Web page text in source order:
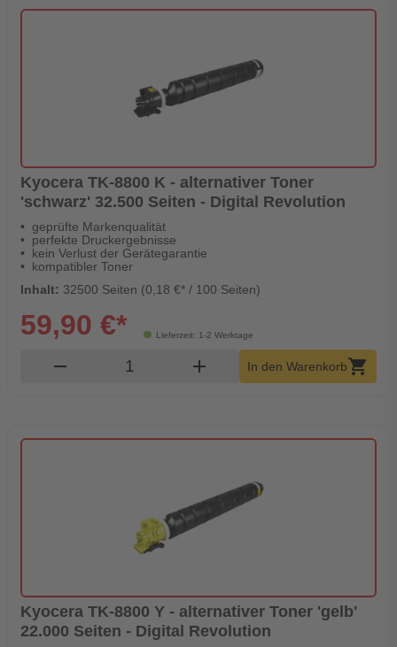
Kyocera TK-8800 K - alternativer Toner
'schwarz' 32.500 Seiten - Digital Revolution
geprüfte Markenqualität
perfekte Druckergebnisse
kein Verlust der Gerätegarantie
kompatibler Toner
Inhalt: 32500 Seiten (0,18 €* / 100 Seiten)
Lieferzeit: 1-2 Werktage
59,90 €*
remove Produkt Warenkorb Menge
add In den Warenkorbshopping_cart
Kyocera TK-8800 Y - alternativer Toner 'gelb'
22.000 Seiten - Digital Revolution